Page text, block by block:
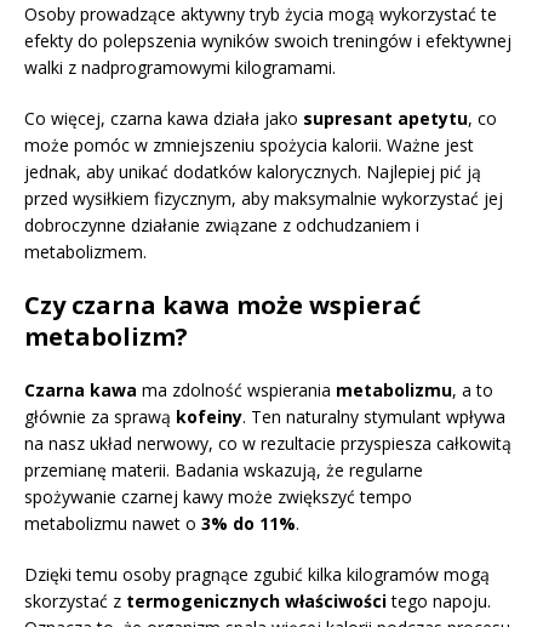
Osoby prowadzące aktywny tryb życia mogą wykorzystać te
efekty do polepszenia wyników swoich treningów i efektywnej
walki z nadprogramowymi kilogramami.
Co więcej, czarna kawa działa jako supresant apetytu, co
może pomóc w zmniejszeniu spożycia kalorii. Ważne jest
jednak, aby unikać dodatków kalorycznych. Najlepiej pić ją
przed wysiłkiem fizycznym, aby maksymalnie wykorzystać jej
dobroczynne działanie związane z odchudzaniem i
metabolizmem.
Czy czarna kawa może wspierać
metabolizm?
Czarna kawa ma zdolność wspierania metabolizmu, a to
głównie za sprawą kofeiny. Ten naturalny stymulant wpływa
na nasz układ nerwowy, co w rezultacie przyspiesza całkowitą
przemianę materii. Badania wskazują, że regularne
spożywanie czarnej kawy może zwiększyć tempo
metabolizmu nawet o 3% do 11%.
Dzięki temu osoby pragnące zgubić kilka kilogramów mogą
skorzystać z termogenicznych właściwościtego napoju.